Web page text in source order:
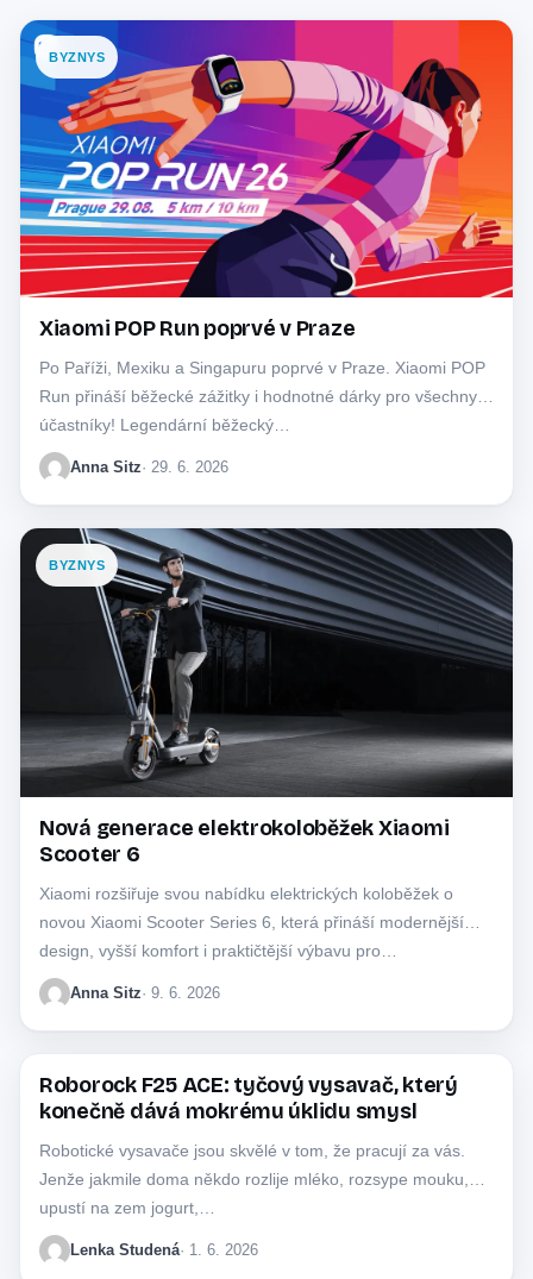
BYZNYS
Xiaomi POP Run poprvé v Praze
Po Paříži, Mexiku a Singapuru poprvé v Praze. Xiaomi POP
Run přináší běžecké zážitky i hodnotné dárky pro všechny
účastníky! Legendární běžecký…
Anna Sitz· 29. 6. 2026
BYZNYS
Nová generace elektrokoloběžek Xiaomi
Scooter 6
Xiaomi rozšiřuje svou nabídku elektrických koloběžek o
novou Xiaomi Scooter Series 6, která přináší modernější
design, vyšší komfort i praktičtější výbavu pro…
Anna Sitz· 9. 6. 2026
BYZNYS
Roborock F25 ACE: tyčový vysavač, který
konečně dává mokrému úklidu smysl
Robotické vysavače jsou skvělé v tom, že pracují za vás.
Jenže jakmile doma někdo rozlije mléko, rozsype mouku,
upustí na zem jogurt,…
Lenka Studená· 1. 6. 2026